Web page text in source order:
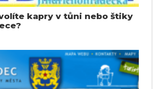
kapry v tůni nebo štiky